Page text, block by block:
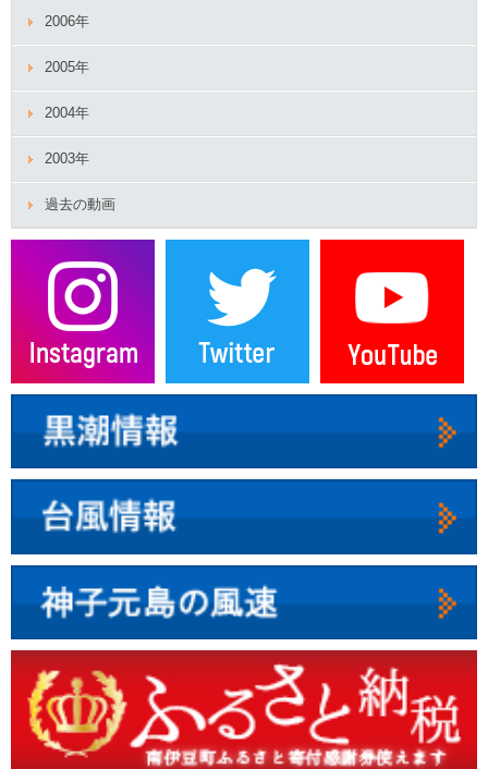
2006年
2005年
2004年
2003年
過去の動画